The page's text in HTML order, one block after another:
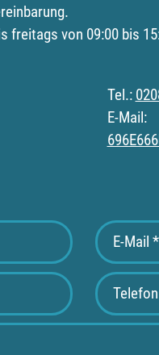
freitags von 09:00 bis
Tel.:
E-Mail: